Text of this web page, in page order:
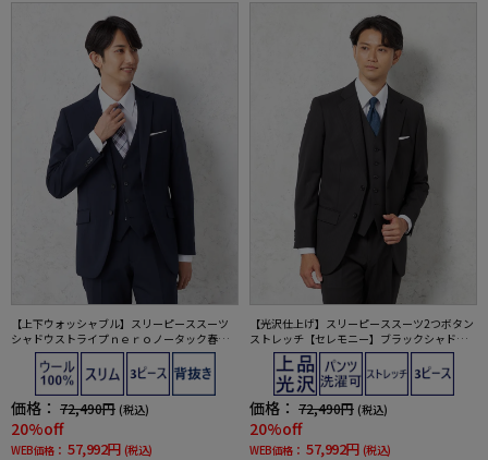
【上下ウォッシャブル】スリーピーススーツ
シャドウストライプｎｅｒｏノータック春夏
【ネロ】
価格： 72,490円 (税込)
20%off
WEB価格： 57,992円 (税込)
【光沢仕上げ】スリーピーススーツ2つボタン
ストレッチ【セレモニー】ブラックシャドウ
ストライプYUMIKATSURA通年
価格： 72,490円 (税込)
20%off
WEB価格： 57,992円 (税込)